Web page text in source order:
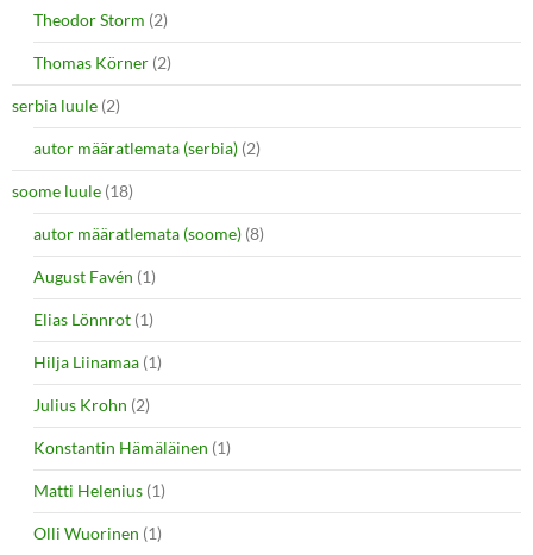
Theodor Storm (2)
Thomas Körner (2)
serbia luule (2)
autor määratlemata (serbia) (2)
soome luule (18)
autor määratlemata (soome) (8)
August Favén (1)
Elias Lönnrot (1)
Hilja Liinamaa (1)
Julius Krohn (2)
Konstantin Hämäläinen (1)
Matti Helenius (1)
Olli Wuorinen (1)